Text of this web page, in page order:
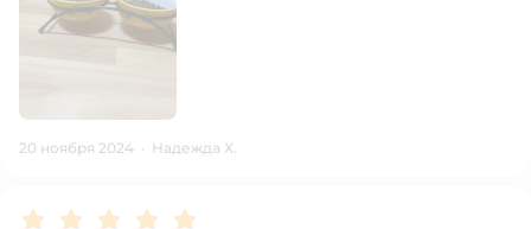
20 ноября 2024 · Надежда Х.
Рейтинг:5